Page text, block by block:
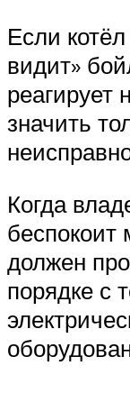
Если
видит»
реагирует
значить
Когда
беспокоит
должен
порядке с